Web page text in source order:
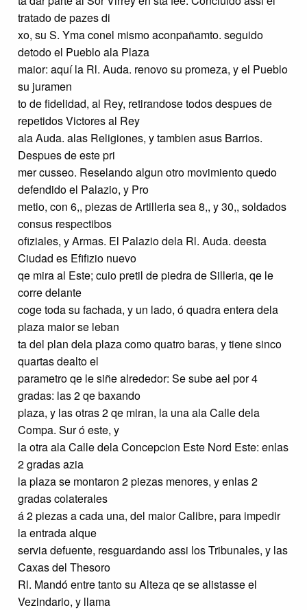
tratado de pazes di
xo, su S. Yma conel mismo aconpañamto. seguido
detodo el Pueblo ala Plaza
maior: aquí la Rl. Auda. renovo su promeza, y el Pueblo
su juramen
to de fidelidad, al Rey, retirandose todos despues de
repetidos Victores al Rey
ala Auda. alas Religiones, y tambien asus Barrios.
Despues de este pri
mer cusseo. Reselando algun otro movimiento quedo
defendido el Palazio, y Pro
metio, con 6,, piezas de Artilleria sea 8,, y 30,, soldados
consus respectibos
ofiziales, y Armas. El Palazio dela Rl. Auda. deesta
Ciudad es Efifizio nuevo
qe mira al Este; cuio pretil de piedra de Silleria, qe le
corre delante
coge toda su fachada, y un lado, ó quadra entera dela
plaza maior se leban
ta del plan dela plaza como quatro baras, y tiene sinco
quartas dealto el
parametro qe le siñe alrededor: Se sube ael por 4
gradas: las 2 qe baxando
plaza, y las otras 2 qe miran, la una ala Calle dela
Compa. Sur ó este, y
la otra ala Calle dela Concepcion Este Nord Este: enlas
2 gradas azia
la plaza se montaron 2 piezas menores, y enlas 2
gradas colaterales
á 2 piezas a cada una, del maior Calibre, para impedir
la entrada alque
servia defuente, resguardando assi los Tribunales, y las
Caxas del Thesoro
Rl. Mandó entre tanto su Alteza qe se alistasse el
Vezindario, y llama